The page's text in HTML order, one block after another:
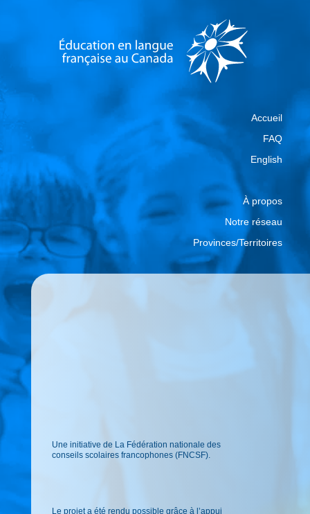
Accueil
FAQ
English
À propos
Notre réseau
Provinces/Territoires
Une initiative de La Fédération nationale des
conseils scolaires francophones (FNCSF).
Le projet a été rendu possible grâce à l’appui